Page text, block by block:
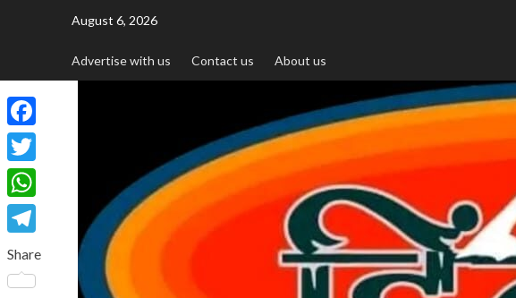
August 6, 2026
Advertise with us Contact us About us
Facebook
Twitter
WhatsApp
Telegram
Share